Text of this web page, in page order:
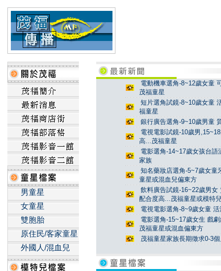
男童星
女童星
雙胞胎
原住民/客家童星
外國人/混血兒
電動機車選角-8~12歲女童
茂福童星
短片選角試鏡-8~10歲女童
福童星
銀行廣告選角-9~10歲男童
電視電影試鏡-10歲男
高...茂福童星
電影選角-14~17歲女孩台
家族
知名藥妝店選角-5~7歲女童
童星或混血兒偏東方
飲料廣告試鏡-16~22歲男
配合度高...茂福童星或模特
電視電影選角-8~9歲女童
電影選角-15~17歲女生 戲
茂福童星或混血偏東方
茂福童星家族長期徵求0-3